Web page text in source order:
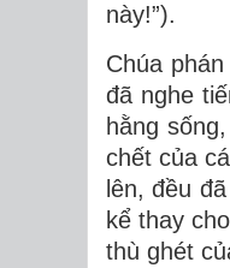
này!”).
Chúa
đã nghe
hằng
chết của
lên, đều
kể thay
thù ghét